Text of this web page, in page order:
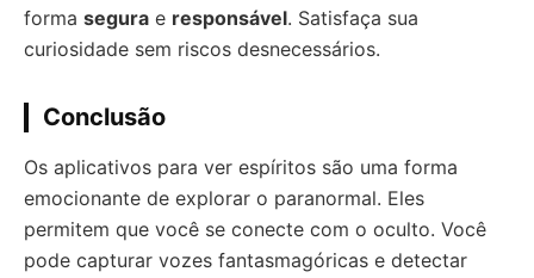
forma segura e responsável. Satisfaça sua
curiosidade sem riscos desnecessários.
Conclusão
Os aplicativos para ver espíritos são uma forma
emocionante de explorar o paranormal. Eles
permitem que você se conecte com o oculto. Você
pode capturar vozes fantasmagóricas e detectar